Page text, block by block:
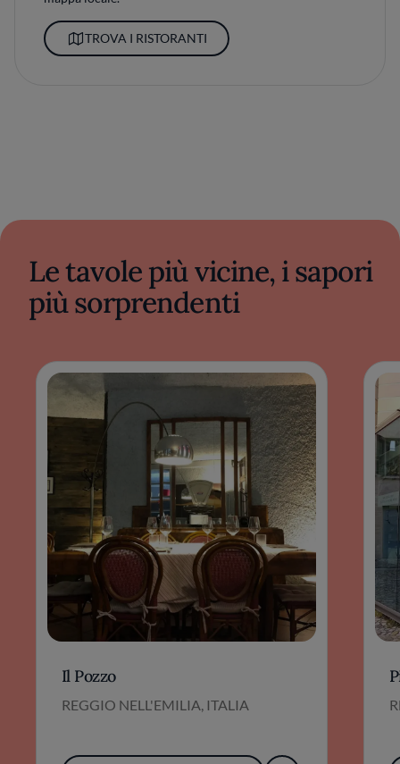
TROVA I RISTORANTI
Le tavole più vicine, i sapori
più sorprendenti
Il Pozzo
REGGIO NELL'EMILIA, ITALIA